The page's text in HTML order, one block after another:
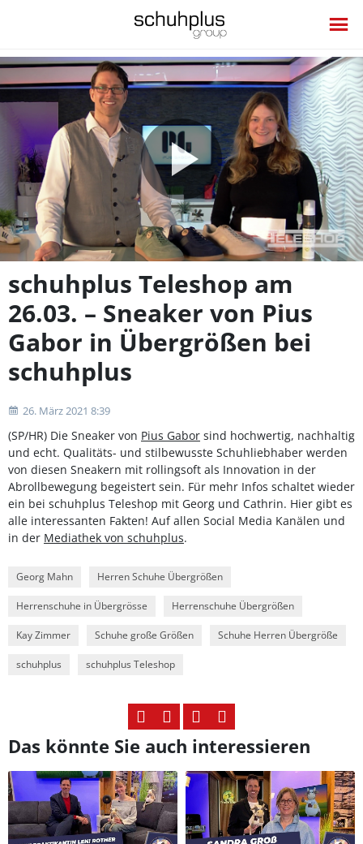
Video
schuhplus Teleshop am
26.03. – Sneaker von Pius
Gabor in Übergrößen bei
schuhplus
26. März 2021 8:39
(SP/HR) Die Sneaker von Pius Gabor sind hochwertig, nachhaltig
und echt. Qualitäts- und stilbewusste Schuhliebhaber werden
von diesen Sneakern mit rollingsoft als Innovation in der
Abrollbewegung begeistert sein. Für mehr Infos schaltet wieder
ein bei schuhplus Teleshop mit Georg und Cathrin. Hier gibt es
alle interessanten Fakten! Auf allen Social Media Kanälen und
in der Mediathek von schuhplus.
Georg Mahn Herren Schuhe Übergrößen
Herrenschuhe in Übergrösse Herrenschuhe Übergrößen
Kay Zimmer Schuhe große Größen Schuhe Herren Übergröße
schuhplus schuhplus Teleshop
Das könnte Sie auch interessieren